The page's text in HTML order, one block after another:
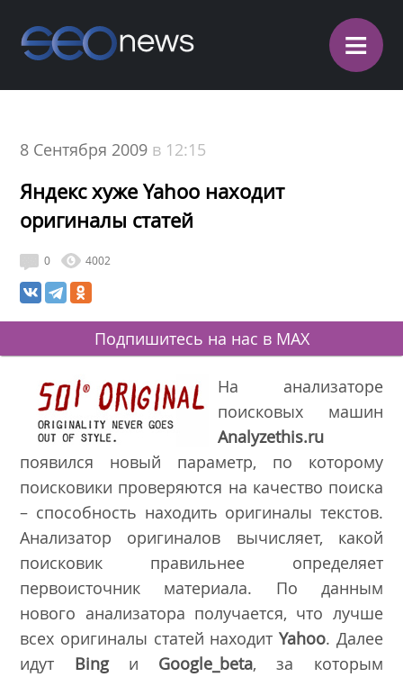
≡
8 Сентября 2009 в 12:15
Яндекс хуже Yahoo находит
оригиналы статей
0 4002
Подпишитесь на нас в MAX
На анализаторе
поисковых машин
Analyzethis.ru
появился новый параметр, по которому
поисковики проверяются на качество поиска
– способность находить оригиналы текстов.
Анализатор оригиналов вычисляет, какой
поисковик правильнее определяет
первоисточник материала. По данным
нового анализатора получается, что лучше
всех оригиналы статей находит Yahoo. Далее
идут Bing и Google_beta, за которым